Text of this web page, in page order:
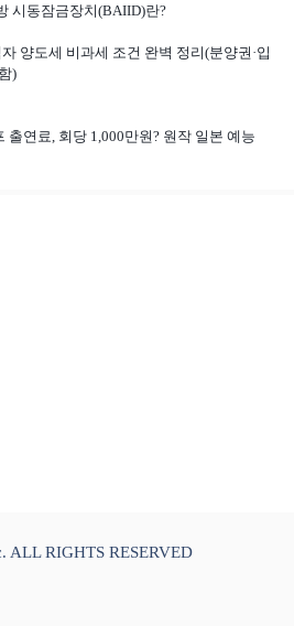
시동잠금장치(BAIID)란?
양도세 비과세 조건 완벽 정리(분양권·입
)
출연료, 회당 1,000만원? 원작 일본 예능
ALL RIGHTS RESERVED